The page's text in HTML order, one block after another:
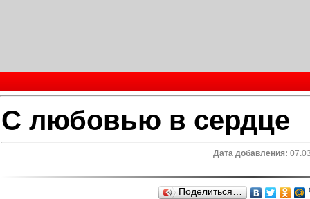
С любовью в сердце
Дата добавления:
Поделиться…